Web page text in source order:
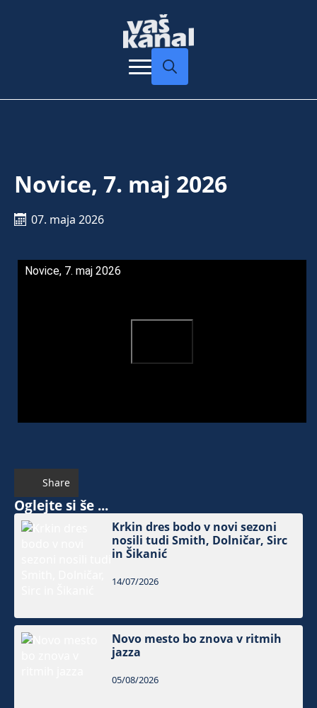
Novice, 7. maj 2026
07. maja 2026
Novice, 7. maj 2026
Share
Oglejte si še ...
Krkin dres bodo v novi sezoni
nosili tudi Smith, Dolničar, Sirc
in Šikanić
14/07/2026
Novo mesto bo znova v ritmih
jazza
05/08/2026